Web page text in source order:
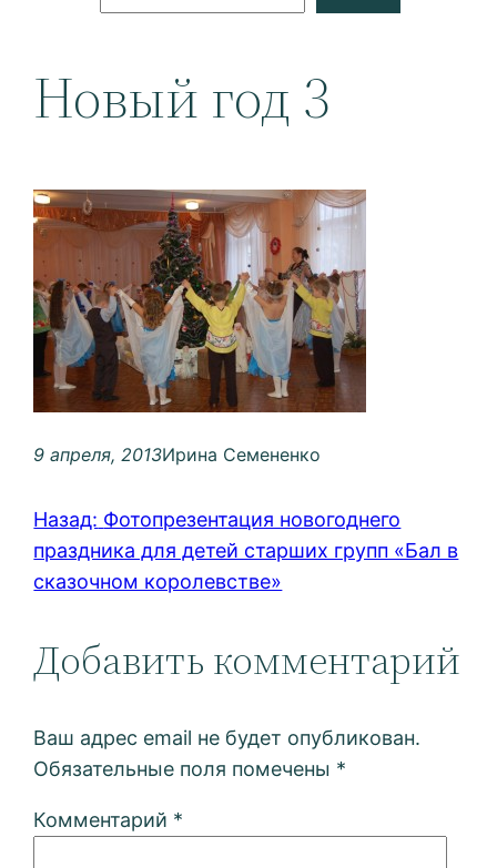
Новый год 3
9 апреля, 2013Ирина Семененко
Назад: Фотопрезентация новогоднего
праздника для детей старших групп «Бал в
сказочном королевстве»
Добавить комментарий
Ваш адрес email не будет опубликован.
Обязательные поля помечены *
Комментарий *